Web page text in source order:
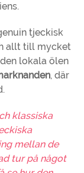
tjeckisk
allt till mycket
lokala ölen
, där
klassiska
mellan de
tur på något